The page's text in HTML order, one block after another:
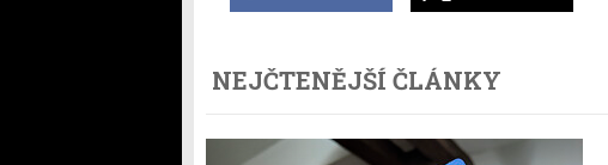
NEJČTENĚJŠÍ ČLÁNKY